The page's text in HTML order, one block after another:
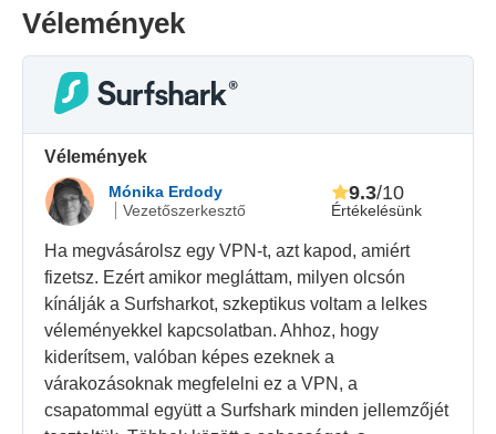
Vélemények
Vélemények
Mónika Erdody
Vezetőszerkesztő
Értékelésünk
9.3/10
Ha megvásárolsz egy VPN-t, azt kapod, amiért
fizetsz. Ezért amikor megláttam, milyen olcsón
kínálják a Surfsharkot, szkeptikus voltam a lelkes
véleményekkel kapcsolatban. Ahhoz, hogy
kiderítsem, valóban képes ezeknek a
várakozásoknak megfelelni ez a VPN, a
csapatommal együtt a Surfshark minden jellemzőjét